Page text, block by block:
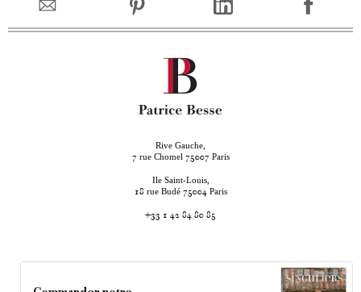
Rive Gauche,
7 rue Chomel 75007 Paris
Ile Saint-Louis,
18 rue Budé 75004 Paris
+33 1 42 84 80 85